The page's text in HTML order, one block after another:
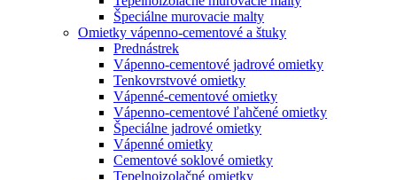
Špeciálne murovacie malty
Omietky vápenno-cementové a štuky
Prednástrek
Vápenno-cementové jadrové omietky
Tenkovrstvové omietky
Vápenné-cementové omietky
Vápenno-cementové ľahčené omietky
Špeciálne jadrové omietky
Vápenné omietky
Cementové soklové omietky
Tepelnoizolačné omietky